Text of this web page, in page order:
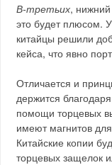
В-третьих,
это будет плюсом.
китайцы решили
кейса, что явно
Отличается и
держится
помощи торцевых
имеют магнитов
Китайские копии
торцевых защелок